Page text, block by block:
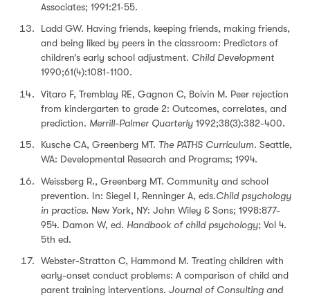
Associates; 1991:21‑55.
Ladd GW. Having friends, keeping friends, making friends,
and being liked by peers in the classroom: Predictors of
children’s early school adjustment. Child Development
1990;61(4):1081-1100.
Vitaro F, Tremblay RE, Gagnon C, Boivin M. Peer rejection
from kindergarten to grade 2: Outcomes, correlates, and
prediction. Merrill-Palmer Quarterly 1992;38(3):382-400.
Kusche CA, Greenberg MT. The PATHS Curriculum. Seattle,
WA: Developmental Research and Programs; 1994.
Weissberg R., Greenberg MT. Community and school
prevention. In: Siegel I, Renninger A, eds.Child psychology
in practice. New York, NY: John Wiley & Sons; 1998:877-
954. Damon W, ed. Handbook of child psychology; Vol 4.
5th ed.
Webster-Stratton C, Hammond M. Treating children with
early-onset conduct problems: A comparison of child and
parent training interventions. Journal of Consulting and